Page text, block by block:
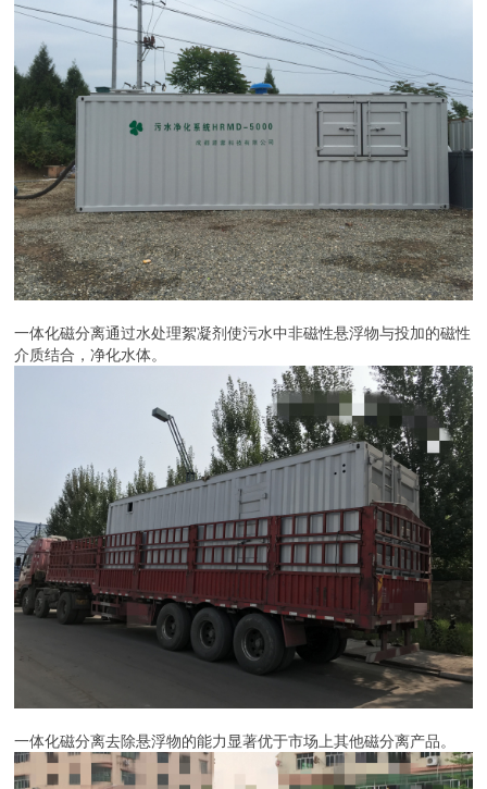
一体化磁分离通过水处理絮凝剂使污水中非磁性悬浮物与投加的磁性
介质结合，净化水体。
一体化磁分离去除悬浮物的能力显著优于市场上其他磁分离产品。